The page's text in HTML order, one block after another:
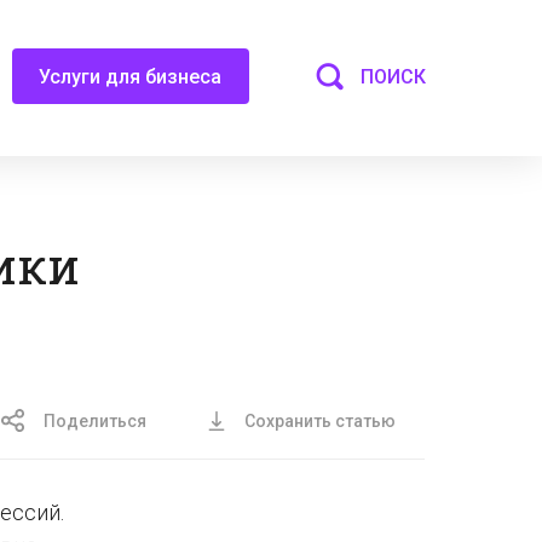
Услуги для бизнеса ПОИСК
Поделиться Сохранить статью